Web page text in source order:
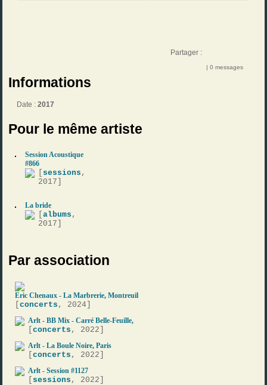
Partager :
| 0 messages
Informations
Date :2017
Pour le même artiste
Session Acoustique
#866
sessions ,
2017]
La bride
[albums ,
2017]
Par association
Eric Chenaux - La Marbrerie, Montreuil
[concerts , 2024]
Arlt - BB Mix - Carré Belle-Feuille,
[concerts , 2022]
Arlt - La Boule Noire, Paris
[concerts , 2022]
Arlt - Session #1127
sessions , 2022]